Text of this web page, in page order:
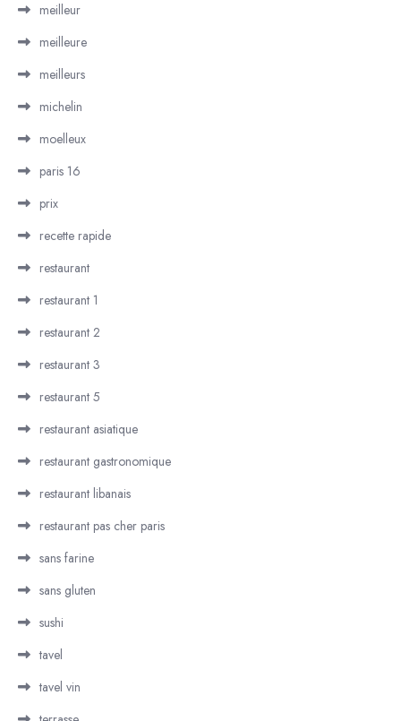
meilleur
meilleure
meilleurs
michelin
moelleux
paris 16
prix
recette rapide
restaurant
restaurant 1
restaurant 2
restaurant 3
restaurant 5
restaurant asiatique
restaurant gastronomique
restaurant libanais
restaurant pas cher paris
sans farine
sans gluten
sushi
tavel
tavel vin